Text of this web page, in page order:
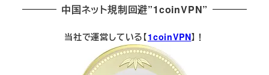
中国ネット規制回避”1coinVPN”
当社で運営している【1coinVPN】！